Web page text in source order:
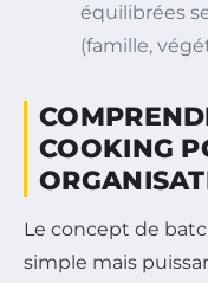
équilibrées
(famille,
COOKING
Le concept de
simple mais